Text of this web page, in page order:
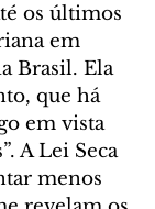
os últimos
em
Brasil. Ela
que há
em vista
A Lei Seca
menos